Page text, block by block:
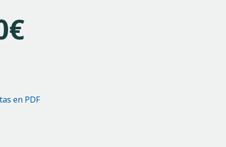
€
en PDF